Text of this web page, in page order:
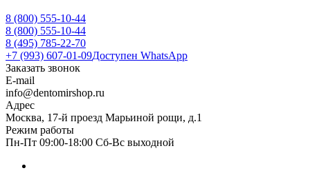
8 (800) 555-10-44
8 (800) 555-10-44
8 (495) 785-22-70
+7 (993) 607-01-09Доступен WhatsApp
Заказать звонок
E-mail
info@dentomirshop.ru
Адрес
Москва, 17-й проезд Марьиной рощи, д.1
Режим работы
Пн-Пт 09:00-18:00 Сб-Вс выходной